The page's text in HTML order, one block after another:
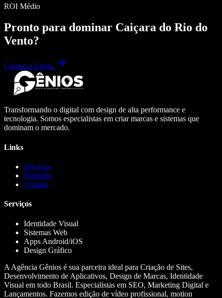
ROI Médio
Pronto para dominar Caiçara do Rio do
Vento?
Começar Agora
Transformando o digital com design de alta performance e
tecnologia. Somos especialistas em criar marcas e sistemas que
dominam o mercado.
Links
Serviços
Portfólio
Contato
Serviços
Identidade Visual
Sistemas Web
Apps Android/iOS
Design Gráfico
A Agência Gênios é sua parceira ideal para Criação de Sites,
Desenvolvimento de Aplicativos, Design de Marcas, Identidade
Visual em todo Brasil. Especialistas em SEO, Marketing Digital e
Lançamentos. Fazemos edição de vídeo profissional, motion